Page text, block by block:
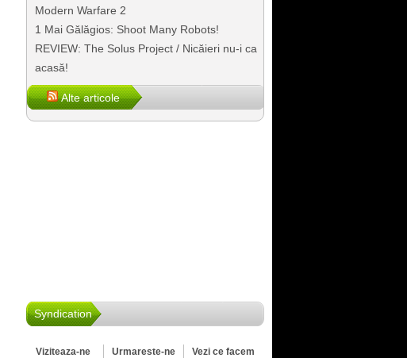
Modern Warfare 2
1 Mai Gălăgios: Shoot Many Robots!
REVIEW: The Solus Project / Nicăieri nu-i ca
acasă!
Alte articole
Syndication
Viziteaza-ne
Urmareste-ne
Vezi ce facem